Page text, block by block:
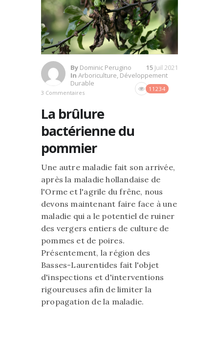
By Dominic Perugino
In Arboriculture Développement
Durable
3 Commentaires
11234
15 Juil 2021
La brûlure
bactérienne du
pommier
Une autre maladie fait son arrivée,
après la maladie hollandaise de
l'Orme et l'agrile du frêne, nous
devons maintenant faire face à une
maladie qui a le potentiel de ruiner
des vergers entiers de culture de
pommes et de poires.
Présentement, la région des
Basses-Laurentides fait l'objet
d'inspections et d'interventions
rigoureuses afin de limiter la
propagation de la maladie.